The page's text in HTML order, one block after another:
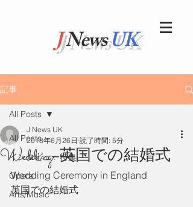
JNewsUK
記事
All Posts
インタビュー特集
Opera
Arts/Music
All Posts
Wedding: 英国での結婚式
J News UK
2018年6月26日 読了時間: 5分
Wedding Ceremony in England
英国での結婚式